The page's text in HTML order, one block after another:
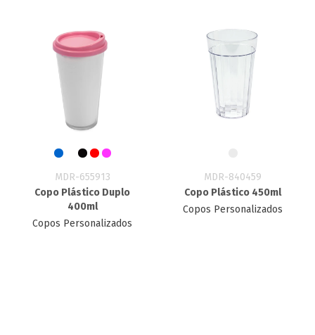
MDR-655913
Copo Plástico Duplo
400ml
Copos Personalizados
MDR-840459
Copo Plástico 450ml
Copos Personalizados